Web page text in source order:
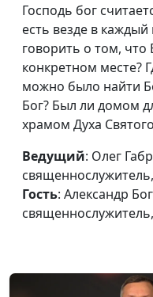
Дьявольская река и
великая блудница
круга
Божественного
откровения
Исповедь по-
Господь бог
есть везде в
говорить о том, что
конкретном месте?
можно было найти
Бог? Был ли домом
храмом Духа
Ведущий: Олег
Гость: Александр